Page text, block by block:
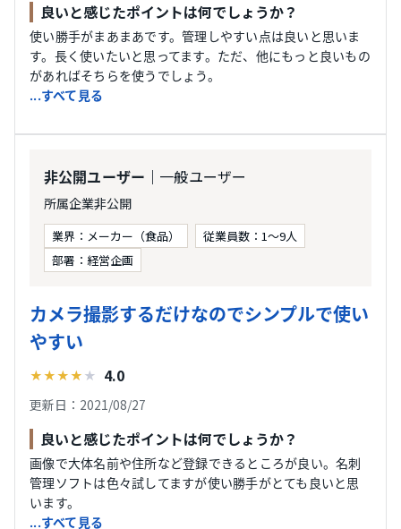
良いと感じたポイントは何でしょうか？
使い勝手がまあまあです。管理しやすい点は良いと思いま
す。長く使いたいと思ってます。ただ、他にもっと良いもの
があればそちらを使うでしょう。
...すべて見る
非公開ユーザー ｜一般ユーザー
所属企業非公開
業界：メーカー（食品）
従業員数：1〜9人
部署：経営企画
カメラ撮影するだけなのでシンプルで使い
やすい
★★★★ ★ 4.0
更新日：2021/08/27
良いと感じたポイントは何でしょうか？
画像で大体名前や住所など登録できるところが良い。名刺
管理ソフトは色々試してますが使い勝手がとても良いと思
います。
...すべて見る